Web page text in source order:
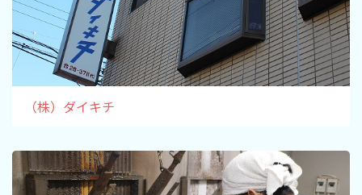
（株）ダイキチ